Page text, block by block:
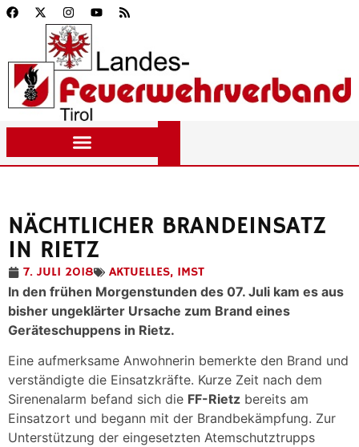
NÄCHTLICHER BRANDEINSATZ
IN RIETZ
7. JULI 2018 AKTUELLES, IMST
In den frühen Morgenstunden des 07. Juli kam es aus
bisher ungeklärter Ursache zum Brand eines
Geräteschuppens in Rietz.
Eine aufmerksame Anwohnerin bemerkte den Brand und
verständigte die Einsatzkräfte. Kurze Zeit nach dem
Sirenenalarm befand sich die FF-Rietz bereits am
Einsatzort und begann mit der Brandbekämpfung. Zur
Unterstützung der eingesetzten Atemschutztrupps